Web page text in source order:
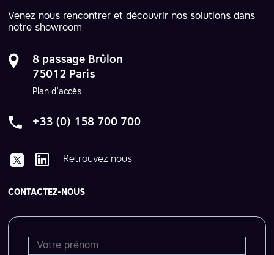
Venez nous rencontrer et découvrir nos solutions dans
notre showroom
8 passage Brûlon
75012 Paris
Plan d’accès
+33 (0) 158 700 700
Retrouvez nous
CONTACTEZ-NOUS